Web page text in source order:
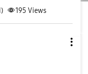
195 Views